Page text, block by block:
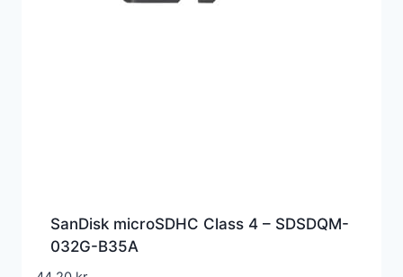
SanDisk microSDHC Class 4 – SDSDQM-
032G-B35A